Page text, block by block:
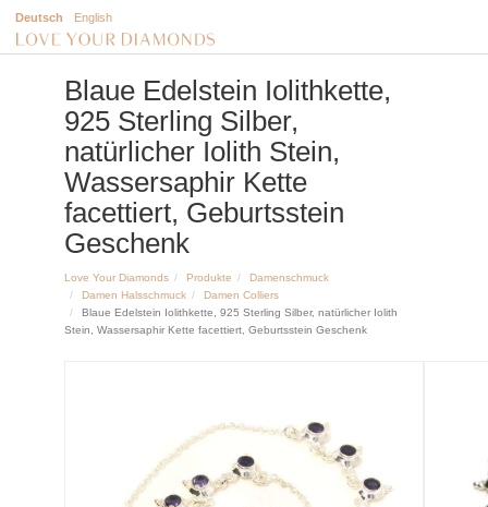
Deutsch English
Blaue Edelstein Iolithkette,
925 Sterling Silber,
natürlicher Iolith Stein,
Wassersaphir Kette
facettiert, Geburtsstein
Geschenk
Love Your Diamonds Produkte
Damenschmuck
Damen Halsschmuck
Damen Colliers
Blaue Edelstein Iolithkette, 925 Sterling Silber, natürlicher Iolith
Stein, Wassersaphir Kette facettiert, Geburtsstein Geschenk